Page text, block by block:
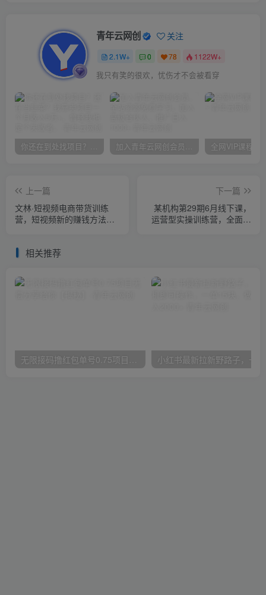
青年云网创 关注
2.1W+ 0 78 1122W+
没有什么过不去，只是再也回不去
你还在到处找项目？还在当韭菜？我靠卖项目一个月收入5万+，曾经我也是个失败者。 加入青年云网创会员，全站资源免费学习。加入高级合伙人，推广日入1000+
上一篇
文林·短‮频视‬电商带‮训货‬练
营，短视频‮的新‬赚钱方法，
下一篇
某机构第29期6月线下课，
运营型实操训练营，全面系
相关推荐